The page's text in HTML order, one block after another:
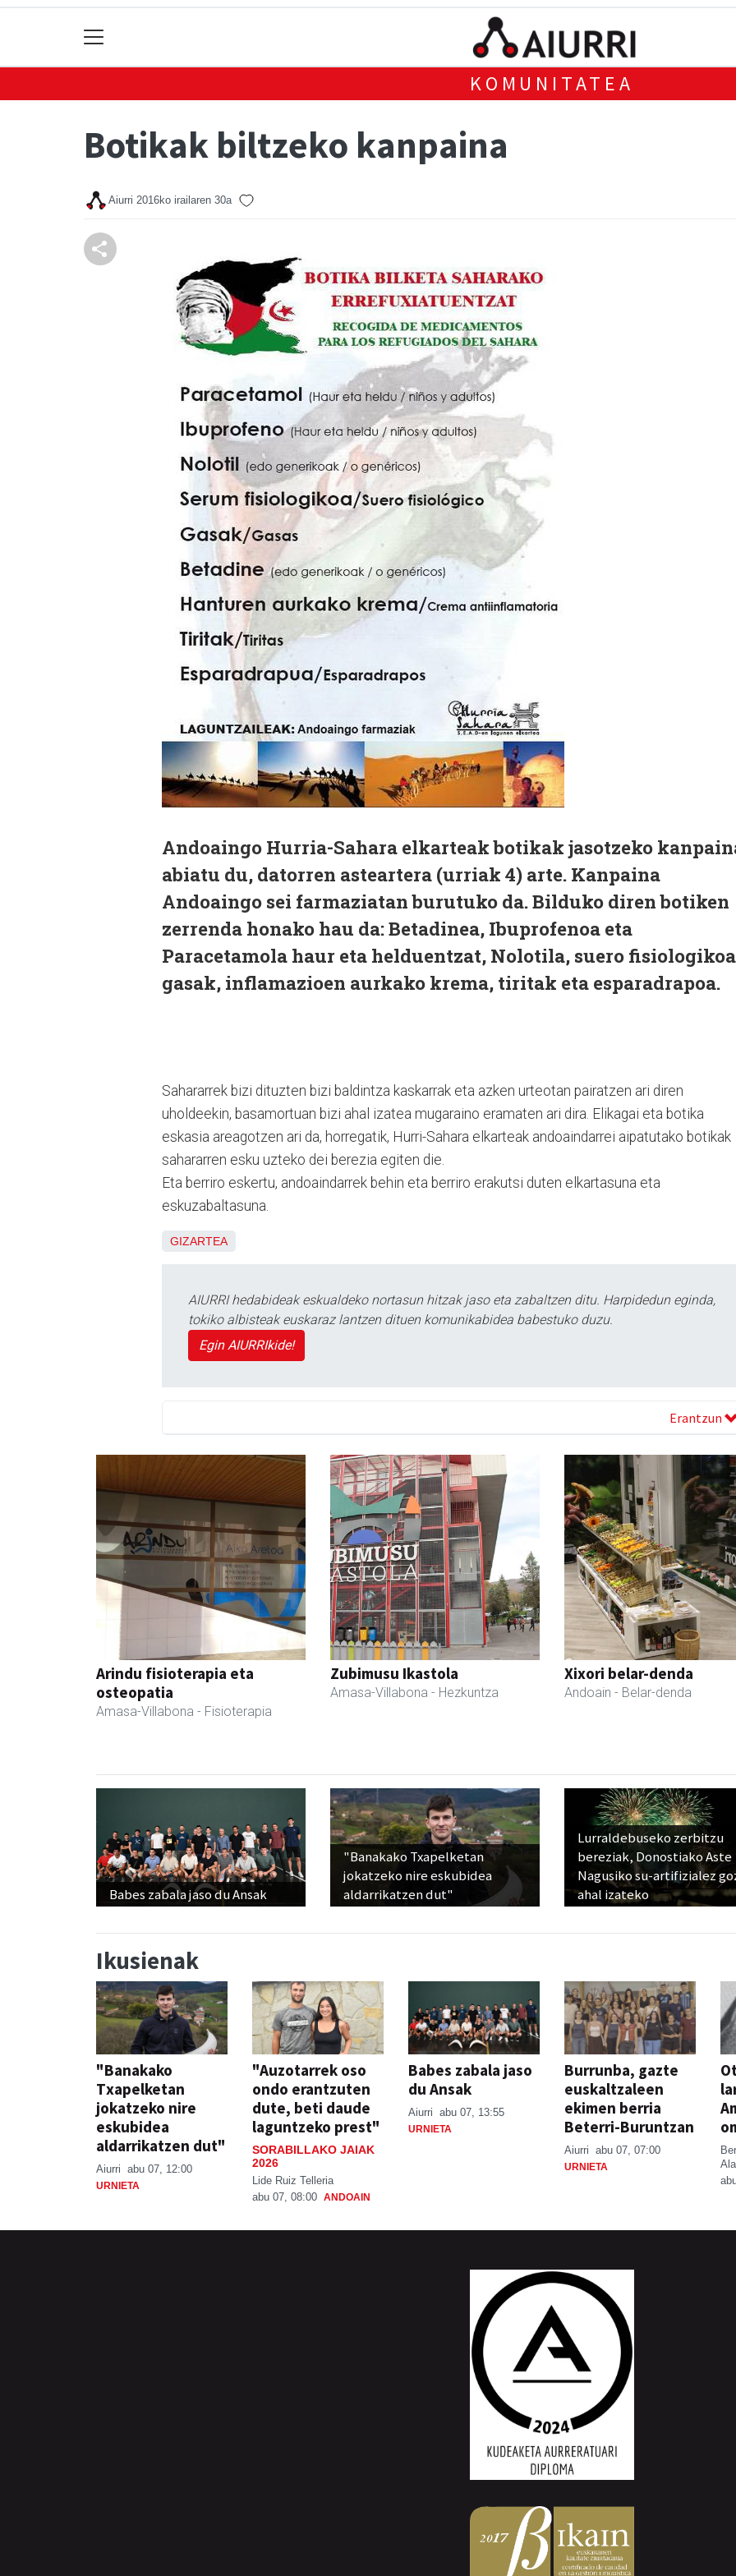
KOMUNITATEA
Botikak biltzeko kanpaina
Aiurri 2016ko irailaren 30a
Andoaingo Hurria-Sahara elkarteak botikak jasotzeko
abiatu du, datorren asteartera (urriak 4) arte. Kanpaina
Andoaingo sei farmaziatan burutuko da. Bilduko diren botiken
zerrenda honako hau da: Betadinea, Ibuprofenoa eta
Paracetamola haur eta helduentzat, Nolotila, suero
gasak, inflamazioen aurkako krema, tiritak eta esparadrapoa.
Sahararrek bizi dituzten bizi baldintza kaskarrak eta azken urteotan pairatzen ari diren
uholdeekin, basamortuan bizi ahal izatea mugaraino eramaten ari dira. Elikagai eta botika
eskasia areagotzen ari da, horregatik, Hurri-Sahara elkarteak andoaindarrei aipatutako botikak
sahararren esku uzteko dei berezia egiten die.
Eta berriro eskertu, andoaindarrek behin eta berriro erakutsi duten elkartasuna eta
eskuzabaltasuna.
GIZARTEA
AIURRI hedabideak eskualdeko nortasun hitzak jaso eta zabaltzen ditu. Harpidedun eginda,
tokiko albisteak euskaraz lantzen dituen komunikabidea babestuko duzu.
Egin AIURRIkide!
Erantzun
Arindu fisioterapia eta
osteopatia
Amasa-Villabona - Fisioterapia
Zubimusu Ikastola
Amasa-Villabona - Hezkuntza
Xixori belar-denda
Andoain - Belar-denda
Babes zabala jaso du Ansak
"Banakako Txapelketan
jokatzeko nire eskubidea
aldarrikatzen dut"
Lurraldebuseko zerbitzu
bereziak, Donostiako Aste
Nagusiko su-artifizialez
ahal izateko
Ikusienak
"Banakako
Txapelketan
jokatzeko nire
eskubidea
aldarrikatzen dut"
Aiurri abu 07, 12:00
URNIETA
"Auzotarrek oso
ondo erantzuten
dute, beti daude
laguntzeko prest"
SORABILLAKO JAIAK
2026
Lide Ruiz Telleria
abu 07, 08:00 ANDOAIN
Babes zabala jaso
du Ansak
Aiurri abu 07, 13:55
URNIETA
Burrunba, gazte
euskaltzaleen
ekimen berria
Beterri-Buruntzan
Aiurri abu 07, 07:00
URNIETA